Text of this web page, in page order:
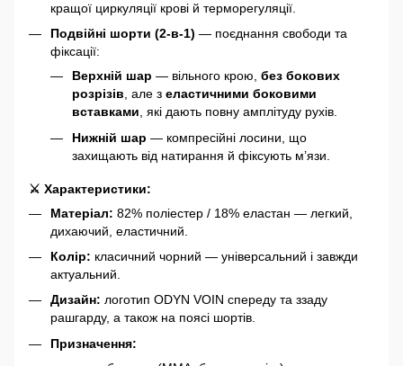
кращої циркуляції крові й терморегуляції.
Подвійні шорти (2-в-1) — поєднання свободи та
фіксації:
Верхній шар — вільного крою, без бокових
розрізів, але з еластичними боковими
вставками, які дають повну амплітуду рухів.
Нижній шар — компресійні лосини, що
захищають від натирання й фіксують м’язи.
⚔ Характеристики:
Матеріал: 82% поліестер / 18% еластан — легкий,
дихаючий, еластичний.
Колір: класичний чорний — універсальний і завжди
актуальний.
Дизайн: логотип ODYN VOIN спереду та ззаду
рашгарду, а також на поясі шортів.
Призначення: